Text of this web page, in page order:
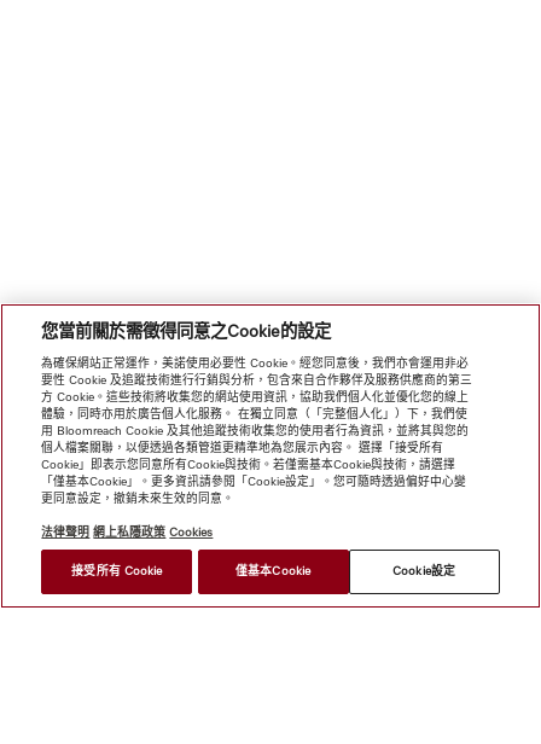
您當前關於需徵得同意之Cookie的設定
為確保網站正常運作，美諾使用必要性 Cookie。經您同意後，我們亦會運用非必
要性 Cookie 及追蹤技術進行行銷與分析，包含來自合作夥伴及服務供應商的第三
方 Cookie。這些技術將收集您的網站使用資訊，協助我們個人化並優化您的線上
體驗，同時亦用於廣告個人化服務。 在獨立同意（「完整個人化」）下，我們使
用 Bloomreach Cookie 及其他追蹤技術收集您的使用者行為資訊，並將其與您的
個人檔案關聯，以便透過各類管道更精準地為您展示內容。 選擇「接受所有
Cookie」即表示您同意所有Cookie與技術。若僅需基本Cookie與技術，請選擇
「僅基本Cookie」。更多資訊請參閱「Cookie設定」。您可隨時透過偏好中心變
更同意設定，撤銷未來生效的同意。
法律聲明 網上私隱政策 Cookies
接受所有 Cookie 僅基本Cookie Cookie設定